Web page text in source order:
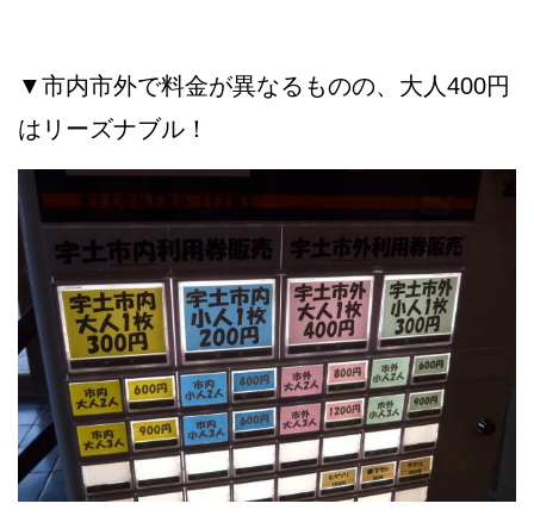
▼市内市外で料金が異なるものの、大人400円
はリーズナブル！